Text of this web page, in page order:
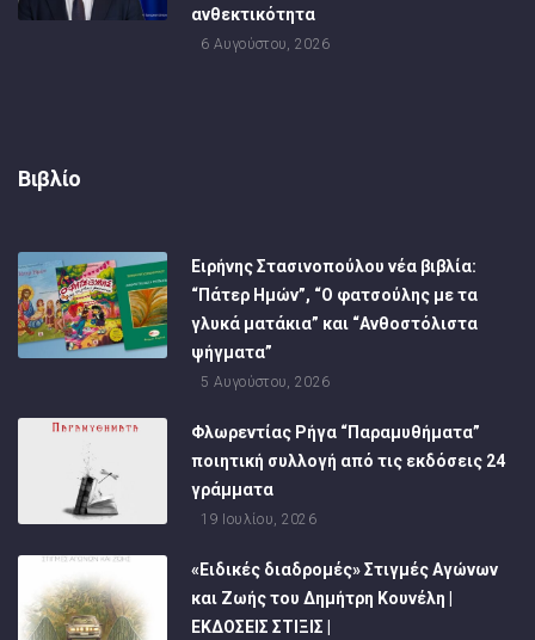
ανθεκτικότητα
6 Αυγούστου, 2026
Βιβλίο
Ειρήνης Στασινοπούλου νέα βιβλία:
“Πάτερ Ημών”, “Ο φατσούλης με τα
γλυκά ματάκια” και “Ανθοστόλιστα
ψήγματα”
5 Αυγούστου, 2026
Φλωρεντίας Ρήγα “Παραμυθήματα”
ποιητική συλλογή από τις εκδόσεις 24
γράμματα
19 Ιουλίου, 2026
«Ειδικές διαδρομές» Στιγμές Αγώνων
και Ζωής του Δημήτρη Κουνέλη |
ΕΚΔΟΣΕΙΣ ΣΤΙΞΙΣ |